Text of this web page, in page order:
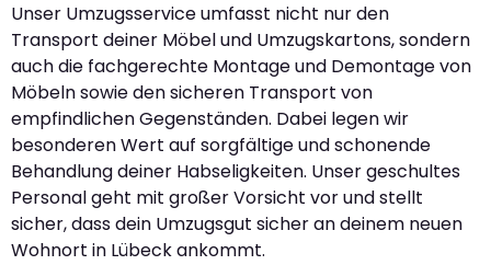
Unser Umzugsservice umfasst nicht nur den
Transport deiner Möbel und Umzugskartons, sondern
auch die fachgerechte Montage und Demontage von
Möbeln sowie den sicheren Transport von
empfindlichen Gegenständen. Dabei legen wir
besonderen Wert auf sorgfältige und schonende
Behandlung deiner Habseligkeiten. Unser geschultes
Personal geht mit großer Vorsicht vor und stellt
sicher, dass dein Umzugsgut sicher an deinem neuen
Wohnort in Lübeck ankommt.